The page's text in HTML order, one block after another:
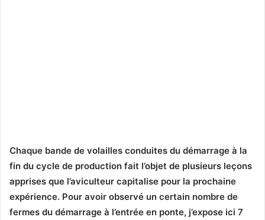
Chaque bande de volailles conduites du démarrage à la
fin du cycle de production fait l’objet de plusieurs leçons
apprises que l’aviculteur capitalise pour la prochaine
expérience. Pour avoir observé un certain nombre de
fermes du démarrage à l’entrée en ponte, j’expose ici 7